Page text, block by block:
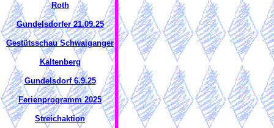
Roth
Gundelsdorfer 21.09.25
Gestütsschau Schwaiganger
Kaltenberg
Gundelsdorf 6.9.25
Ferienprogramm 2025
Streichaktion